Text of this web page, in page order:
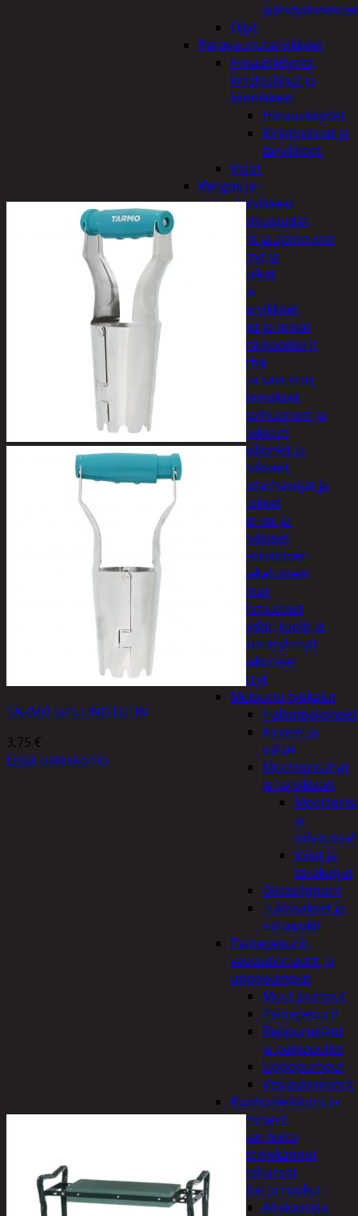
Öljyt
Perävaunutarvikkeet
Hinausköydet,
kiristysliinat ja
kiinnikkeet
Hinausköydet
Kiristysliinat ja
tarvikkeet
Valot
Rengas ja -
vannetarvikkeet
Sähköpotkulaudat,
skootterit ja ajoneuvot
Tukkikärryt ja
juontopulkat
Veneet ja
veneilytarvikkeet
Airot ja melat
Perämoottorit
Piha ja puutarha
Grillaus ja savustus
Piharakennukset
Kasvihuoneet ja
tarvikkeet
Paviljonkit ja
tarvikkeet
Puutarhavajat ja
katokset
Ulko-wc ja
tarvikkeet
Piharakentaminen
Puutarhakalusteet
Keinut
Pehmusteet
Pöydät, tuolit ja
kalusteryhmät
Puutarhakoneet
Kärryt
Metsurin työkalut
Halkomakoneet
Kirveet ja
sahat
Moottorisahat
ja tarvikkeet
ja
Viilat ja
teräketjut
Oksasilppurit
Tukkisakset ja
sahapukit
Painepesurit,
vesiautomaatit ja
uppopumput
Muut pumput
Painepesurit
Reppuruiskut
ja painepullot
Uppopumput
Vesiautomaatit
Ruohonleikkurit ja
trimmerit
Puutarhan hoito
Kastelukannut
Kateharsot
Kukat ja ruukut
Altakastelu
TARMO SIPULINISTUTIN
3,75 €
Lisää ostoskoriin